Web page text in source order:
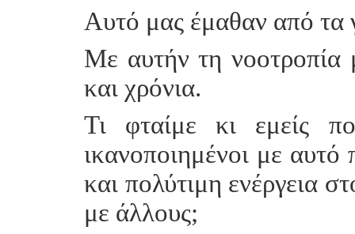
Αυτό μας έμαθαν από τα
Με αυτήν τη νοοτροπία
και χρόνια.
Τι φταίμε κι εμείς
ικανοποιημένοι με
και πολύτιμη ενέργεια
με άλλους;